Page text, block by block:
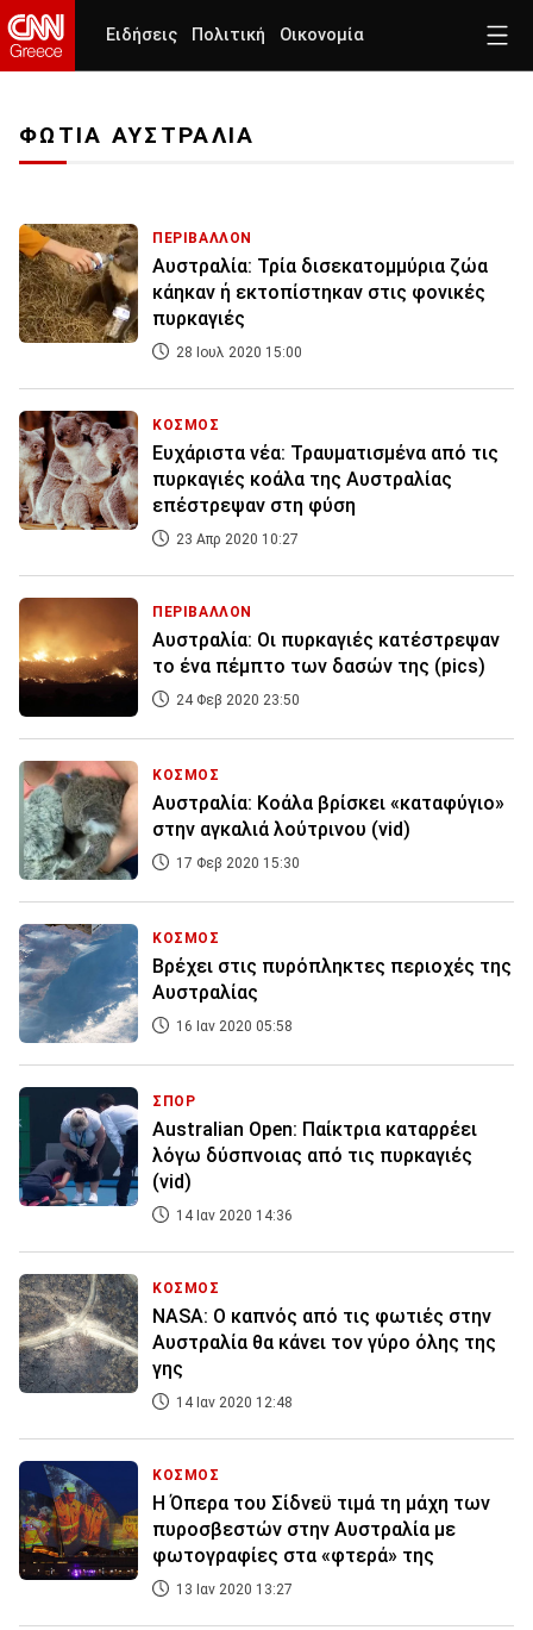
Ειδήσεις Πολιτική Οικονομία
ΦΩΤΙΑ ΑΥΣΤΡΑΛΙΑ
ΠΕΡΙΒΑΛΛΟΝ
Αυστραλία: Τρία δισεκατομμύρια ζώα
κάηκαν ή εκτοπίστηκαν στις φονικές
πυρκαγιές
28 Ιουλ 2020 15:00
ΚΟΣΜΟΣ
Ευχάριστα νέα: Τραυματισμένα από τις
πυρκαγιές κοάλα της Αυστραλίας
επέστρεψαν στη φύση
23 Απρ 2020 10:27
ΠΕΡΙΒΑΛΛΟΝ
Αυστραλία: Οι πυρκαγιές κατέστρεψαν
το ένα πέμπτο των δασών της (pics)
24 Φεβ 2020 23:50
ΚΟΣΜΟΣ
Αυστραλία: Κοάλα βρίσκει «καταφύγιο»
στην αγκαλιά λούτρινου (vid)
17 Φεβ 2020 15:30
ΚΟΣΜΟΣ
Βρέχει στις πυρόπληκτες περιοχές της
Αυστραλίας
16 Ιαν 2020 05:58
ΣΠΟΡ
Australian Open: Παίκτρια καταρρέει
λόγω δύσπνοιας από τις πυρκαγιές
(vid)
14 Ιαν 2020 14:36
ΚΟΣΜΟΣ
NASA: Ο καπνός από τις φωτιές στην
Αυστραλία θα κάνει τον γύρο όλης της
γης
14 Ιαν 2020 12:48
ΚΟΣΜΟΣ
Η Όπερα του Σίδνεϋ τιμά τη μάχη των
πυροσβεστών στην Αυστραλία με
φωτογραφίες στα «φτερά» της
13 Ιαν 2020 13:27